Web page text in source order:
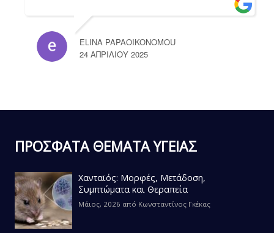
ELINA PAPAOIKONOMOU
24 ΑΠΡΙΛΊΟΥ 2025
ΠΡΟΣΦΑΤΑ ΘΕΜΑΤΑ ΥΓΕΙΑΣ
Χανταϊός: Μορφές, Μετάδοση,
Συμπτώματα και Θεραπεία
Μάιος, 2026 από Κωνσταντίνος Γκέκας